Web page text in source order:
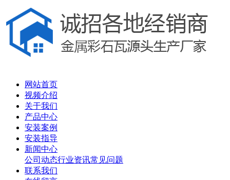
网站首页
视频介绍
关于我们
产品中心
安装案例
安装指导
新闻中心
公司动态行业资讯常见问题
联系我们